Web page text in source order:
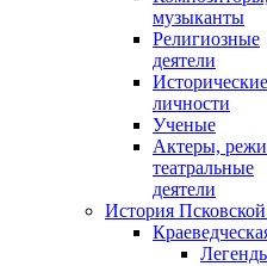
музыканты
Религиозные
деятели
Исторические
личности
Ученые
Актеры,
театральные
деятели
История Псковской